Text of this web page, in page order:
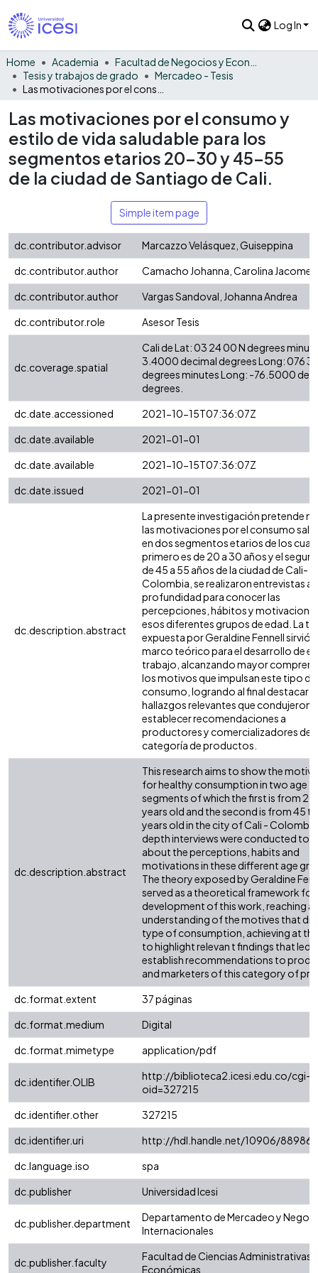
Log In
Home Academia
Tesis y trabajos de grado
Mercadeo - Tesis
Las motivaciones por el consumo y
estilo de vida saludable para los
segmentos etarios 20-30 y 45-55
de la ciudad de Santiago de Cali.
Simple item page
dc.contributor.advisor
Marcazzo Velásquez, Guiseppina
dc.contributor.author
Camacho Johanna, Carolina Jacome
dc.contributor.author
Vargas Sandoval, Johanna Andrea
dc.contributor.role
Asesor Tesis
dc.coverage.spatial
Cali de Lat: 03 24 00 N degrees
3.4000 decimal degrees Long: 076
degrees minutes Long: -76.5000
degrees.
dc.date.accessioned
2021-10-15T07:36:07Z
dc.date.available
2021-01-01
dc.date.available
2021-10-15T07:36:07Z
dc.date.issued
2021-01-01
dc.description.abstract
La presente investigación pretende
las motivaciones por el consumo
en dos segmentos etarios de los
primero es de 20 a 30 años y el
de 45 a 55 años de la ciudad de Cali-
Colombia, se realizaron entrevistas a
profundidad para conocer las
percepciones, hábitos y
esos diferentes grupos de edad. La
expuesta por Geraldine Fennell sirvió
marco teórico para el desarrollo de
trabajo, alcanzando mayor
los motivos que impulsan este tipo de
consumo, logrando al final destacar
hallazgos relevantes que condujeron a
establecer recomendaciones a
productores y comercializadores de
categoría de productos.
dc.description.abstract
This research aims to show the
for healthy consumption in two age
segments of which the first is from
years old and the second is from 45
years old in the city of Cali -
depth interviews were conducted to
about the perceptions, habits and
motivations in these different age
The theory exposed by Geraldine
served as a theoretical framework for
development of this work, reaching a
understanding of the motives that
type of consumption, achieving at
to highlight relevan t findings that led
establish recommendations to
and marketers of this category of
dc.format.extent
37 páginas
dc.format.medium
Digital
dc.format.mimetype
application/pdf
dc.identifier.OLIB
http://biblioteca2.icesi.edu.co/cgi-
oid=327215
dc.identifier.other
327215
dc.identifier.uri
http://hdl.handle.net/10906/88986
dc.language.iso
spa
dc.publisher
Universidad Icesi
dc.publisher.department
Departamento de Mercadeo y
Internacionales
dc.publisher.faculty
Facultad de Ciencias Administrativas y
Económicas